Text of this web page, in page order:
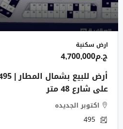
ارض سكنية
ج.م4,700,000
على شارع 48 متر
اكتوبر الجديده
495